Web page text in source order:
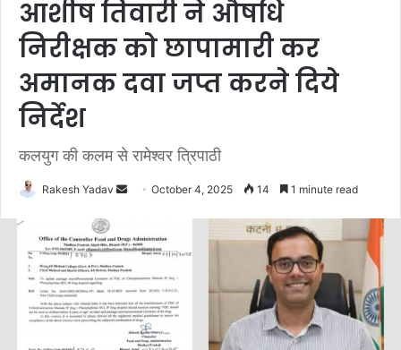
आशीष तिवारी ने औषधि
निरीक्षक को छापामारी कर
अमानक दवा जप्त करने दिये
निर्देश
कलयुग की कलम से रामेश्वर त्रिपाठी
Rakesh Yadav
d
a
n
e
m
October 4, 2025 14 1 minute read